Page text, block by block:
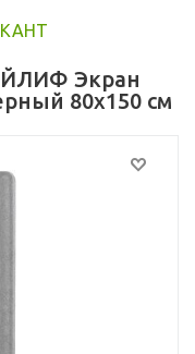
Экран
80x150 см